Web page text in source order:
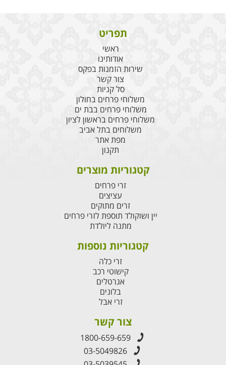
תפריט
ראשי
אודותינו
שירות הזמנות בפקס
צור קשר
סל קניות
משלוחי פרחים בחולון
משלוחי פרחים בבת ים
משלוחי פרחים בראשון לציון
משלוחים בתל אביב
מפת אתר
תקנון
קטגוריות מוצרים
זרי פרחים
עציצים
זרים מתוקים
יין ושוקולד תוספת לזרי פרחים
מתנה ליולדת
קטגוריות נוספות
זרי כלה
קישוטי רכב
אגרטלים
בלונים
זרי אבל
צור קשר
1800-659-659
03-5049826